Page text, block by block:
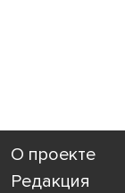
О проекте
Редакция